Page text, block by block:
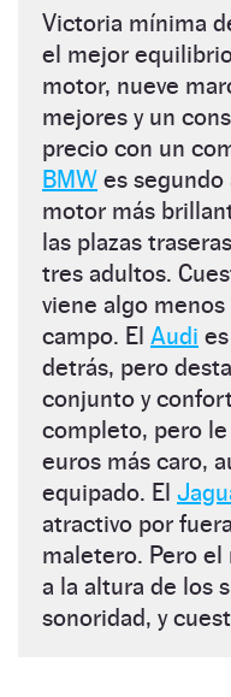
Victoria mínima
el mejor
motor, nueve
mejores y un
precio con un
BMW es
motor más
las plazas
tres adultos.
viene algo
campo. El Audi
detrás, pero
conjunto y
completo, pero
euros más caro,
equipado. El
atractivo por
maletero. Pero
a la altura de los
sonoridad, y